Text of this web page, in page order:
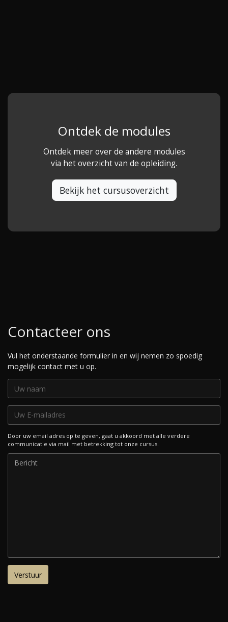
Ontdek de modules
Ontdek meer over de andere modules
via het overzicht van de opleiding.
Bekijk het cursusoverzicht
Contacteer ons
Vul het onderstaande formulier in en wij nemen zo spoedig
mogelijk contact met u op.
Door uw email adres op te geven, gaat u akkoord met alle verdere
communicatie via mail met betrekking tot onze cursus.